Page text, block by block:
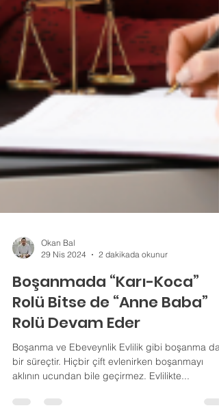
Okan Bal
29 Nis 2024
2 dakikada okunur
Boşanmada “Karı-Koca”
Rolü Bitse de “Anne Baba”
Rolü Devam Eder